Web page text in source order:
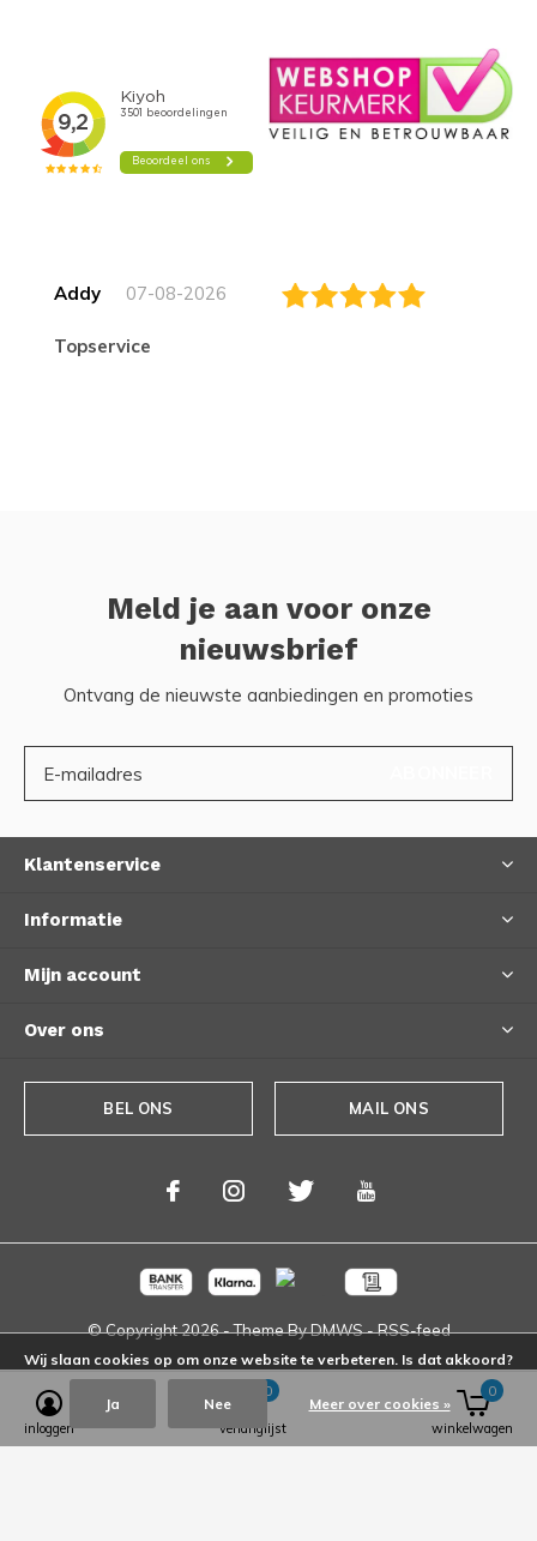
Addy 07-08-2026
topservice
Meld je aan voor onze
nieuwsbrief
Ontvang de nieuwste aanbiedingen en promoties
Klantenservice
Informatie
Mijn account
Over ons
BEL ONS MAIL ONS
© Copyright2026- Theme ByDMWS-RSS-feed
inloggen verlanglijst
0
winkelwagen
0
Wij slaan cookies op om onze website te verbeteren. Is dat akkoord?
Ja Nee Meer over cookies »